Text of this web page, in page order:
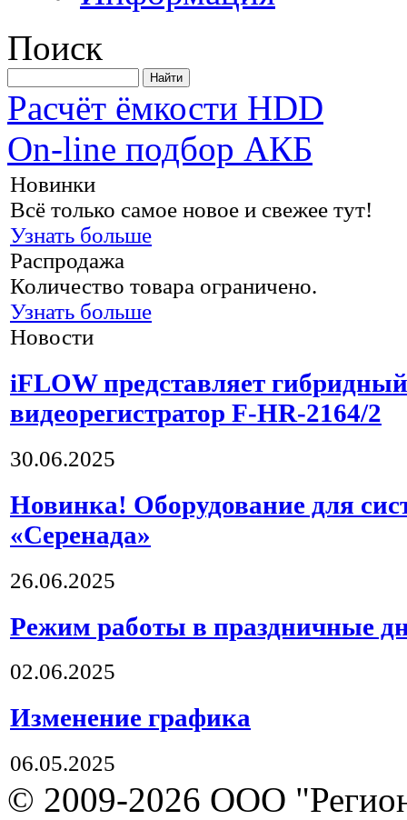
Поиск
Расчёт ёмкости HDD
On-line подбор АКБ
Новинки
Всё только самое новое и свежее тут!
Узнать больше
Распродажа
Количество товара ограничено.
Узнать больше
Новости
iFLOW представляет гибридный
видеорегистратор F-HR-2164/2
30.06.2025
Новинка! Оборудование для
«Серенада»
26.06.2025
Режим работы в праздничные
02.06.2025
Изменение графика
06.05.2025
© 2009-2026 ООО